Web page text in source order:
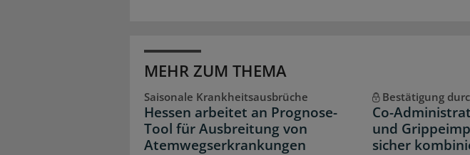
MEHR ZUM THEMA
Saisonale Krankheitsausbrüche
Hessen arbeitet an Prognose-
Tool für Ausbreitung von
Atemwegserkrankungen
Bestätigung
Co-
und
sicher